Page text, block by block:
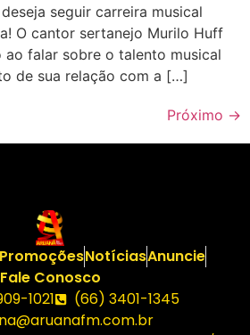
seguir carreira musical
O cantor sertanejo Murilo Huff
falar sobre o talento musical
de sua relação com a […]
Próximo →
PromoçõesNotíciasAnuncie
Fale Conosco
1021
(66) 3401-1345